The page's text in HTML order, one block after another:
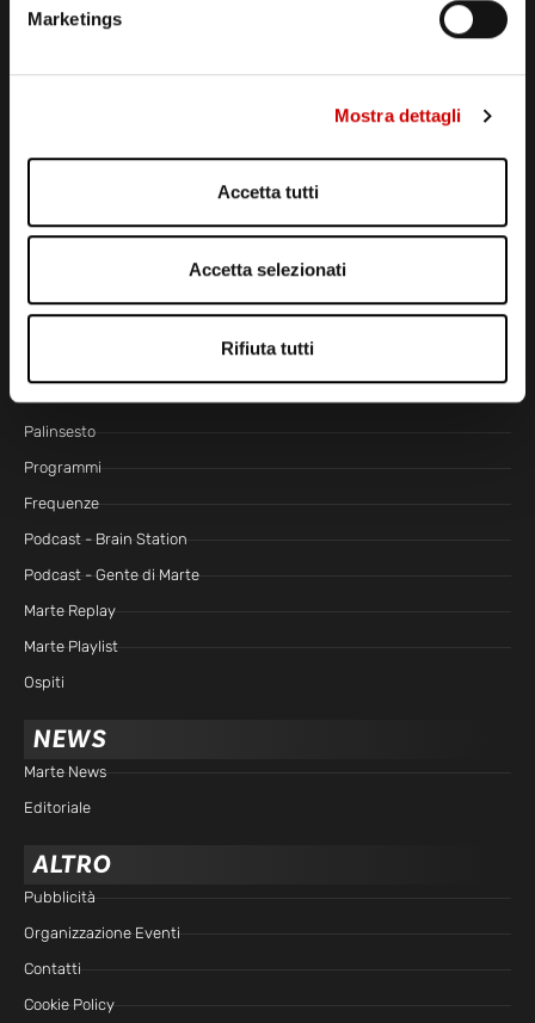
Marketings
Mostra dettagli
Accetta tutti
Accetta selezionati
Rifiuta tutti
081 636 363
LA RADIO
Palinsesto
Programmi
Frequenze
Podcast - Brain Station
Podcast - Gente di Marte
Marte Replay
Marte Playlist
Ospiti
NEWS
Marte News
Editoriale
ALTRO
Pubblicità
Organizzazione Eventi
Contatti
Cookie Policy